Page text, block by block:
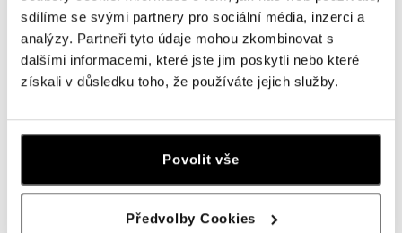
sdílíme se svými partnery pro sociální média, inzerci a
analýzy. Partneři tyto údaje mohou zkombinovat s
dalšími informacemi, které jste jim poskytli nebo které
získali v důsledku toho, že používáte jejich služby.
Povolit vše
Předvolby Cookies
Prihlásenie k odberu newslettera
Objavte najnovšie kolekcie, novinky a exkluzívne uvedenia na
PRIHLÁSENIE